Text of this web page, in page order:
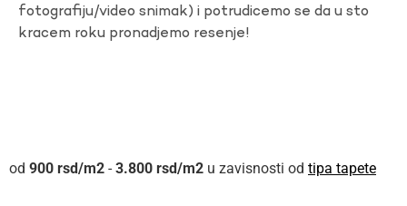
fotografiju/video snimak) i potrudicemo se da u sto
kracem roku pronadjemo resenje!
900 rsd - 3.800 rsd u zavisnosti od tipa tapete